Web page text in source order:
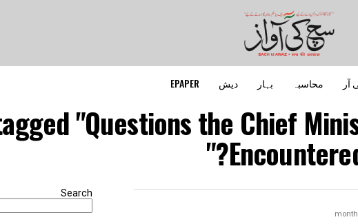
آر محاسبہ بہار دیش EPAPER
"Questions the Chief
Search